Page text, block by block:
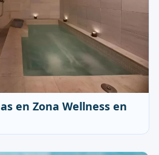
en Zona Wellness en